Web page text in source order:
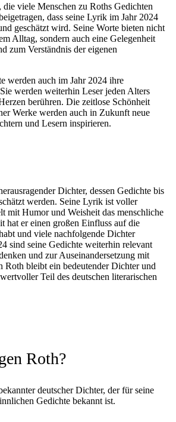
viele Menschen zu Roths Gedichten
dass seine Lyrik im Jahr 2024
geschätzt wird. Seine Worte bieten nicht
Alltag, sondern auch eine Gelegenheit
zum Verständnis der eigenen
werden auch im Jahr 2024 ihre
werden weiterhin Leser jeden Alters
berühren. Die zeitlose Schönheit
Werke werden auch in Zukunft neue
und Lesern inspirieren.
Dichter, dessen Gedichte bis
werden. Seine Lyrik ist voller
mit Humor und Weisheit das menschliche
hat er einen großen Einfluss auf die
und viele nachfolgende Dichter
sind seine Gedichte weiterhin relevant
und zur Auseinandersetzung mit
Roth bleibt ein bedeutender Dichter und
Teil des deutschen literarischen
Roth?
deutscher Dichter, der für seine
Gedichte bekannt ist.